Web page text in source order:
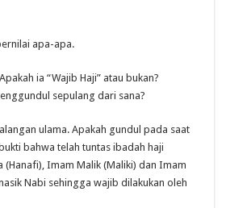
apa-apa.
ia “Wajib Haji” atau bukan?
sepulang dari sana?
ulama. Apakah gundul pada saat
bahwa telah tuntas ibadah haji
Imam Malik (Maliki) dan Imam
Nabi sehingga wajib dilakukan oleh